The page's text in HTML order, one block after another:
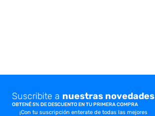
Suscribite a nuestras novedades
OBTENÉ 5% DE DESCUENTO EN TU PRIMERA COMPRA
¡Con tu suscripción enterate de todas las mejores